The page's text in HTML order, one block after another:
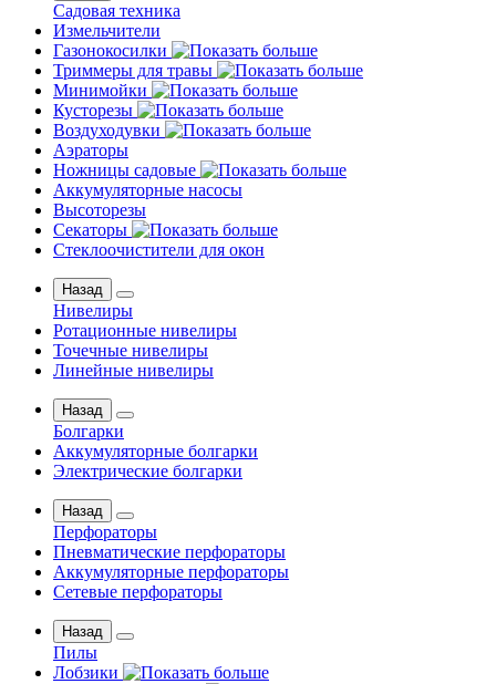
Садовая техника
Измельчители
Газонокосилки
Триммеры для травы
Минимойки
Кусторезы
Воздуходувки
Аэраторы
Ножницы садовые
Аккумуляторные насосы
Высоторезы
Секаторы
Стеклоочистители для окон
Назад
Нивелиры
Ротационные нивелиры
Точечные нивелиры
Линейные нивелиры
Назад
Болгарки
Аккумуляторные болгарки
Электрические болгарки
Назад
Перфораторы
Пневматические перфораторы
Аккумуляторные перфораторы
Сетевые перфораторы
Назад
Пилы
Лобзики